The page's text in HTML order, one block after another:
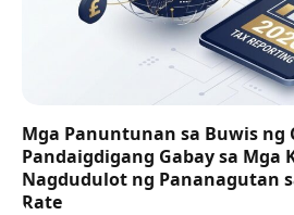
Mga Panuntunan sa Buwis ng
Pandaigdigang Gabay sa Mga
Nagdudulot ng Pananagutan
Rate